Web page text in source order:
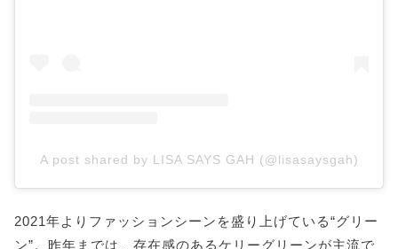
A post shared by LISA SAYS GAH (@lisasaysgah)
2021年よりファッションシーンを盛り上げている“グリー
ン”。昨年までは、存在感のあるケリーグリーンが主流で